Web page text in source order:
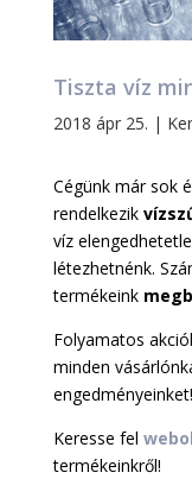
Tiszta víz
2018 ápr 25. |
Cégünk már sok
rendelkezik
víz
létezhetnénk.
termékeink
Folyamatos
minden
engedményeinket!
Keresse fel
termékeinkről!